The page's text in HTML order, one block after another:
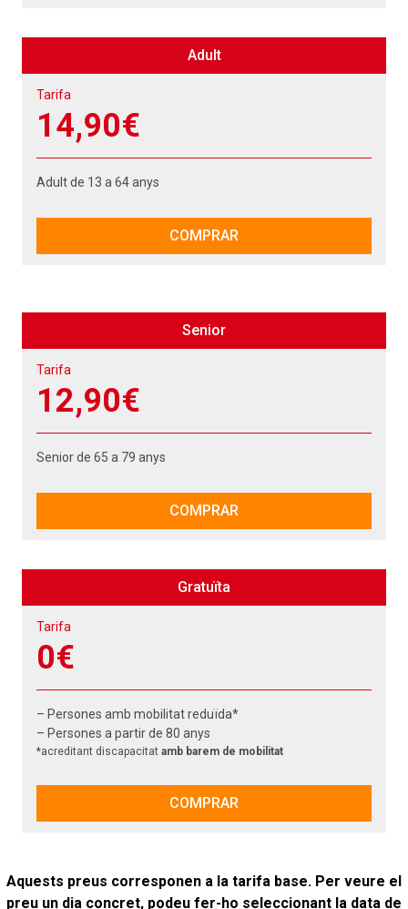
Adult
Tarifa
14,90€
Adult de 13 a 64 anys
COMPRAR
Senior
Tarifa
12,90€
Senior de 65 a 79 anys
COMPRAR
Gratuïta
Tarifa
0€
– Persones amb mobilitat reduïda*
– Persones a partir de 80 anys
*acreditant discapacitat amb barem de mobilitat
COMPRAR
Aquests preus corresponen a la tarifa base. Per veure el
preu un dia concret, podeu fer-ho seleccionant la data de